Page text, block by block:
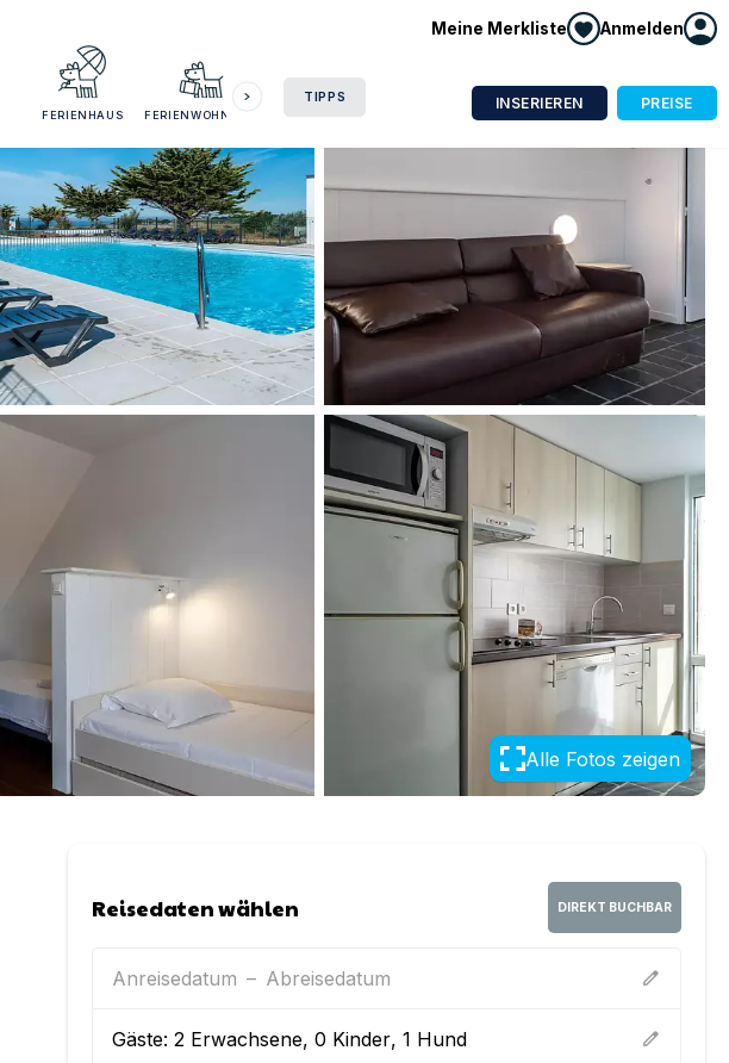
Meine Merkliste Anmelden
FERIENHAUS FERIENWOHNUNG
TIPPS INSERIEREN PREISE
Alle Fotos zeigen
Reisedaten wählen DIREKT BUCHBAR
Anreisedatum – Abreisedatum edit
Gäste:2 Erwachsene,0 Kinder,1 Hund edit